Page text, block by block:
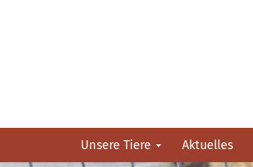
Unsere Tiere Aktuelles